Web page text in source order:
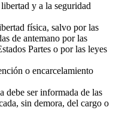
y a la seguridad
física, salvo por las
de antemano por las
Partes o por las leyes
o encarcelamiento
debe ser informada de las
sin demora, del cargo o